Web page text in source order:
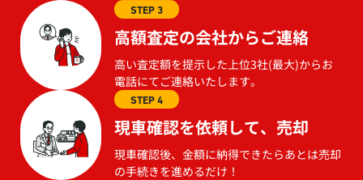
STEP 3
高額査定の会社からご連絡
高い査定額を提示した上位3社(最大)からお
電話にてご連絡いたします。
STEP 4
現車確認を依頼して、売却
現車確認後、金額に納得できたらあとは売却
の手続きを進めるだけ！